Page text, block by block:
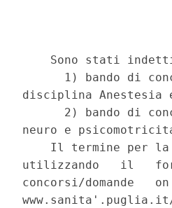
Sono stati
1) bando di
disciplina Anestesia
2) bando di
neuro e
Il termine per
utilizzando   il
concorsi/domande